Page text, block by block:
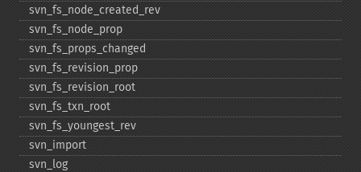
svn_​fs_​node_​created_​rev
svn_​fs_​node_​prop
svn_​fs_​props_​changed
svn_​fs_​revision_​prop
svn_​fs_​revision_​root
svn_​fs_​txn_​root
svn_​fs_​youngest_​rev
svn_​import
svn_​log